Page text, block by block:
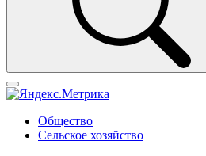
Общество
Сельское хозяйство